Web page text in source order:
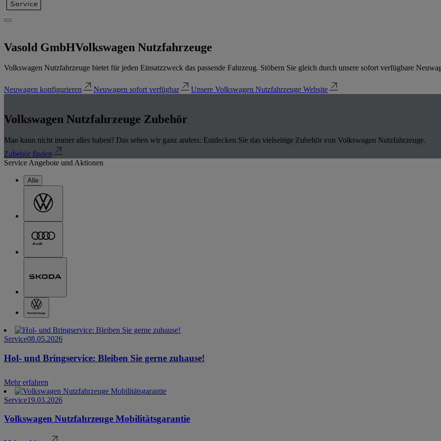
Vasold GmbHVolkswagen Nutzfahrzeuge
Volkswagen Nutzfahrzeuge bietet für jeden Einsatzzweck das passende Fahrzeug. Stöbern Sie gleich durch unsere sofort verfügbare
Neuwagen konfigurieren Neuwagen sofort verfügbar Unsere Volkswagen Nutzfahrzeuge Website
Volkswagen Nutzfahrzeuge Zubehör
Man kann nicht immer alles haben? Das sehen wir ganz anders: Entdecken Sie das vielseitige Zubehör von Volkswagen Nutzfahrzeuge.
Zubehör finden
Service Angebote und Aktionen
Alle
Service08.05.2026
Hol- und Bringservice: Bleiben Sie gerne zuhause!
Mehr erfahren
Service19.03.2026
Volkswagen Nutzfahrzeuge Mobilitätsgarantie